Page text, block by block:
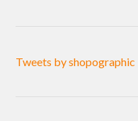
Tweets by shopographic